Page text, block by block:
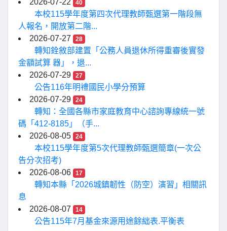
2026-07-22
40
本校115學年度第四次代理教師甄選第一階段無
人報名，開放第二階...
2026-07-27
28
轉知銓敘部建置「公務人員退休所得重審後實發
金額試算 器」，退...
2026-07-29
27
公告116年明禮國民小學分預算
2026-07-29
24
轉知：全國各縣市家庭教育中心諮詢專線統一號
碼「412-8185」（手...
2026-08-05
24
本校115學年度第5次代理教師甄選簡章(一次公
告分次招考)
2026-08-06
17
轉知本縣「2026城鎮韌性（防空）演習」相關訊
息
2026-08-07
14
公告115年7月基金來源用途餘絀表.平衡表